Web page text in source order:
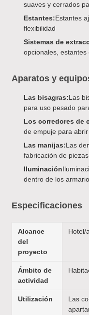
suaves y cerrados
Estantes:Estantes
flexibilidad
Sistemas de
opcionales,
Aparatos y
Las bisagras:Las
para uso pesado
Los corredores de
de empuje para abrir
Las manijas:Las
fabricación de
Iluminación
dentro de los
Especificaciones
Alcance
del
proyecto
Hotel/
Ámbito de
actividad
Utilización
Las